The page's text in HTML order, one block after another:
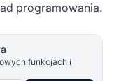
programowania.
funkcjach i